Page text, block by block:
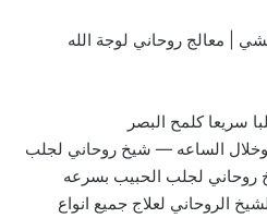
| معالج روحاني لوجة الله
سريعا كلمح البصر
الساعه — شيخ روحاني لجلب
روحاني لجلب الحبيب بسرعه
الروحاني لعلاج جميع انواع